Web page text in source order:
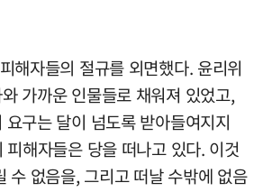
해자들의 절규를 외면했다. 윤리위
가까운 인물들로 채워져 있었고,
구는 달이 넘도록 받아들여지지
해자들은 당을 떠나고 있다. 이것
수 없음을, 그리고 떠날 수밖에 없음